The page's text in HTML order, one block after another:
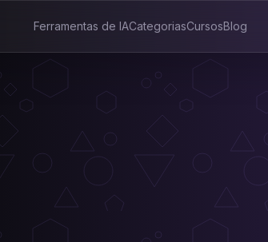
Ferramentas de IACategoriasCursosBlog